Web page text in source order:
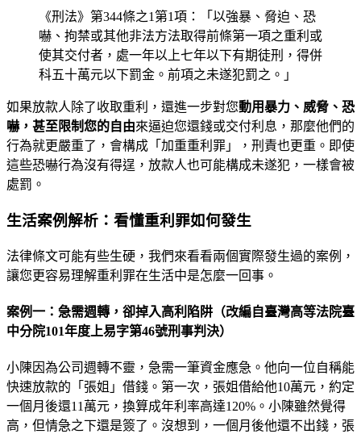
《刑法》第344條之1第1項：「以強暴、脅迫、恐
嚇、拘禁或其他非法方法取得前條第一項之重利或
使其交付者，處一年以上七年以下有期徒刑，得併
科五十萬元以下罰金。前項之未遂犯罰之。」
如果放款人除了收取重利，還進一步對您動用暴力、威脅、恐
嚇，甚至限制您的自由來逼迫您還錢或交付利息，那麼他們的
行為就更嚴重了，會構成「加重重利罪」，刑責也更重。即使
這些恐嚇行為沒有得逞，放款人也可能構成未遂犯，一樣會被
處罰。
生活案例解析：看懂重利罪如何發生
法律條文可能有些生硬，我們來看看兩個實際發生過的案例，
讓您更容易理解重利罪在生活中是怎麼一回事。
案例一：急需週轉，卻掉入高利陷阱（改編自臺灣高等法院臺
中分院101年度上易字第46號刑事判決）
小陳因為公司週轉不靈，急需一筆資金應急。他向一位自稱能
快速放款的「張姐」借錢。第一次，張姐借給他10萬元，約定
一個月後還11萬元，換算成年利率高達120%。小陳雖然覺得
高，但情急之下還是簽了。沒想到，一個月後他還不出錢，張